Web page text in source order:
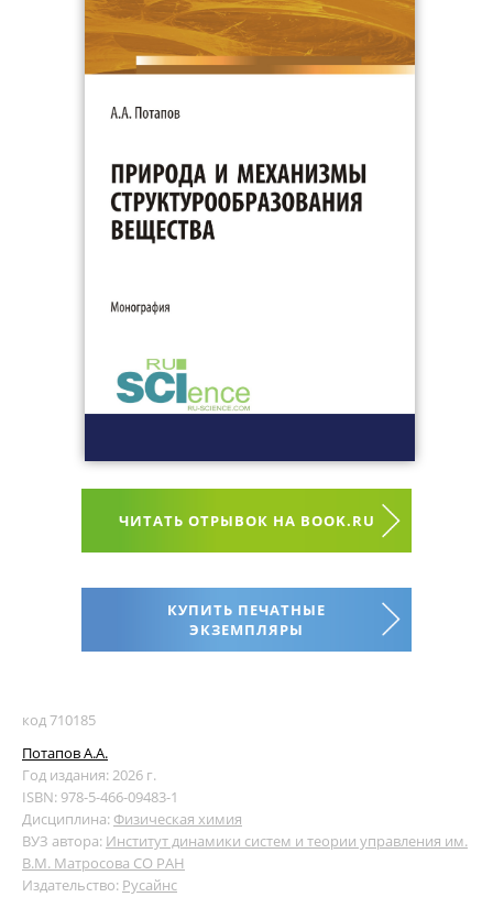
ЧИТАТЬ ОТРЫВОК НА BOOK.RU
КУПИТЬ ПЕЧАТНЫЕ
ЭКЗЕМПЛЯРЫ
код 710185
Потапов А.А.
Год издания: 2026 г.
ISBN: 978-5-466-09483-1
Дисциплина: Физическая химия
ВУЗ автора: Институт динамики систем и теории управления им.
В.М. Матросова СО РАН
Издательство: Русайнс